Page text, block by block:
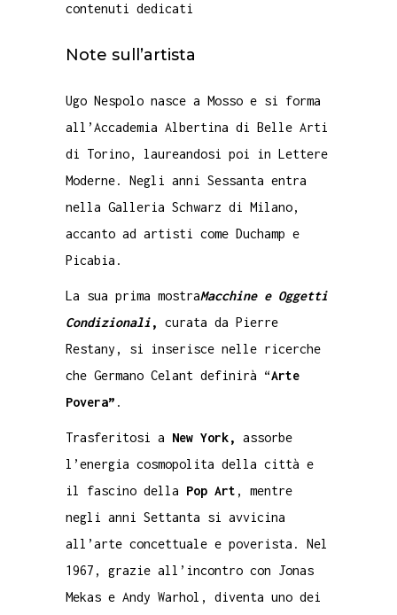
contenuti dedicati
Note sull’artista
Ugo Nespolo nasce a Mosso e si forma
all’Accademia Albertina di Belle Arti
di Torino, laureandosi poi in Lettere
Moderne. Negli anni Sessanta entra
nella Galleria Schwarz di Milano,
accanto ad artisti come Duchamp e
Picabia.
La sua prima mostraMacchine e Oggetti
Condizionali, curata da Pierre
Restany, si inserisce nelle ricerche
che Germano Celant definirà “Arte
Povera” .
Trasferitosi a New York, assorbe
l’energia cosmopolita della città e
il fascino della Pop Art , mentre
negli anni Settanta si avvicina
all’arte concettuale e poverista. Nel
1967, grazie all’incontro con Jonas
Mekas e Andy Warhol, diventa uno dei